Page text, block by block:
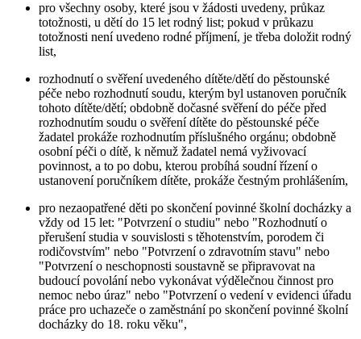
pro všechny osoby, které jsou v žádosti uvedeny, průkaz
totožnosti, u dětí do 15 let rodný list; pokud v průkazu
totožnosti není uvedeno rodné příjmení, je třeba doložit rodný
list,
rozhodnutí o svěření uvedeného dítěte/dětí do pěstounské
péče nebo rozhodnutí soudu, kterým byl ustanoven poručník
tohoto dítěte/dětí; obdobně dočasné svěření do péče před
rozhodnutím soudu o svěření dítěte do pěstounské péče
žadatel prokáže rozhodnutím příslušného orgánu; obdobně
osobní péči o dítě, k němuž žadatel nemá vyživovací
povinnost, a to po dobu, kterou probíhá soudní řízení o
ustanovení poručníkem dítěte, prokáže čestným prohlášením,
pro nezaopatřené děti po skončení povinné školní docházky a
vždy od 15 let: "Potvrzení o studiu" nebo "Rozhodnutí o
přerušení studia v souvislosti s těhotenstvím, porodem či
rodičovstvím" nebo "Potvrzení o zdravotním stavu" nebo
"Potvrzení o neschopnosti soustavně se připravovat na
budoucí povolání nebo vykonávat výdělečnou činnost pro
nemoc nebo úraz" nebo "Potvrzení o vedení v evidenci úřadu
práce pro uchazeče o zaměstnání po skončení povinné školní
docházky do 18. roku věku",